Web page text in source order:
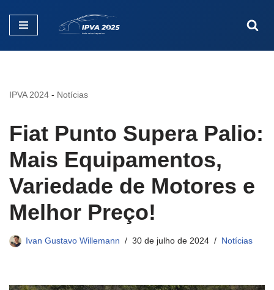
Pular
IPVA 2024 - Notícias
Fiat Punto Supera Palio:
Mais Equipamentos,
Variedade de Motores e
Melhor Preço!
Ivan Gustavo Willemann 30 de julho de 2024 Notícias